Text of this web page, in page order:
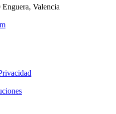
Valencia